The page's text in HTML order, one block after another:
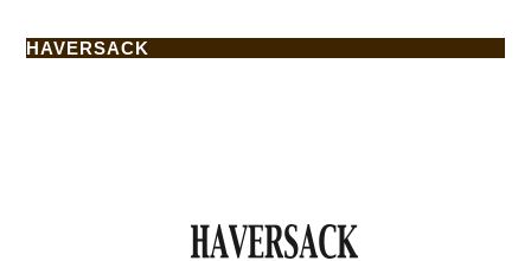
HAVERSACK